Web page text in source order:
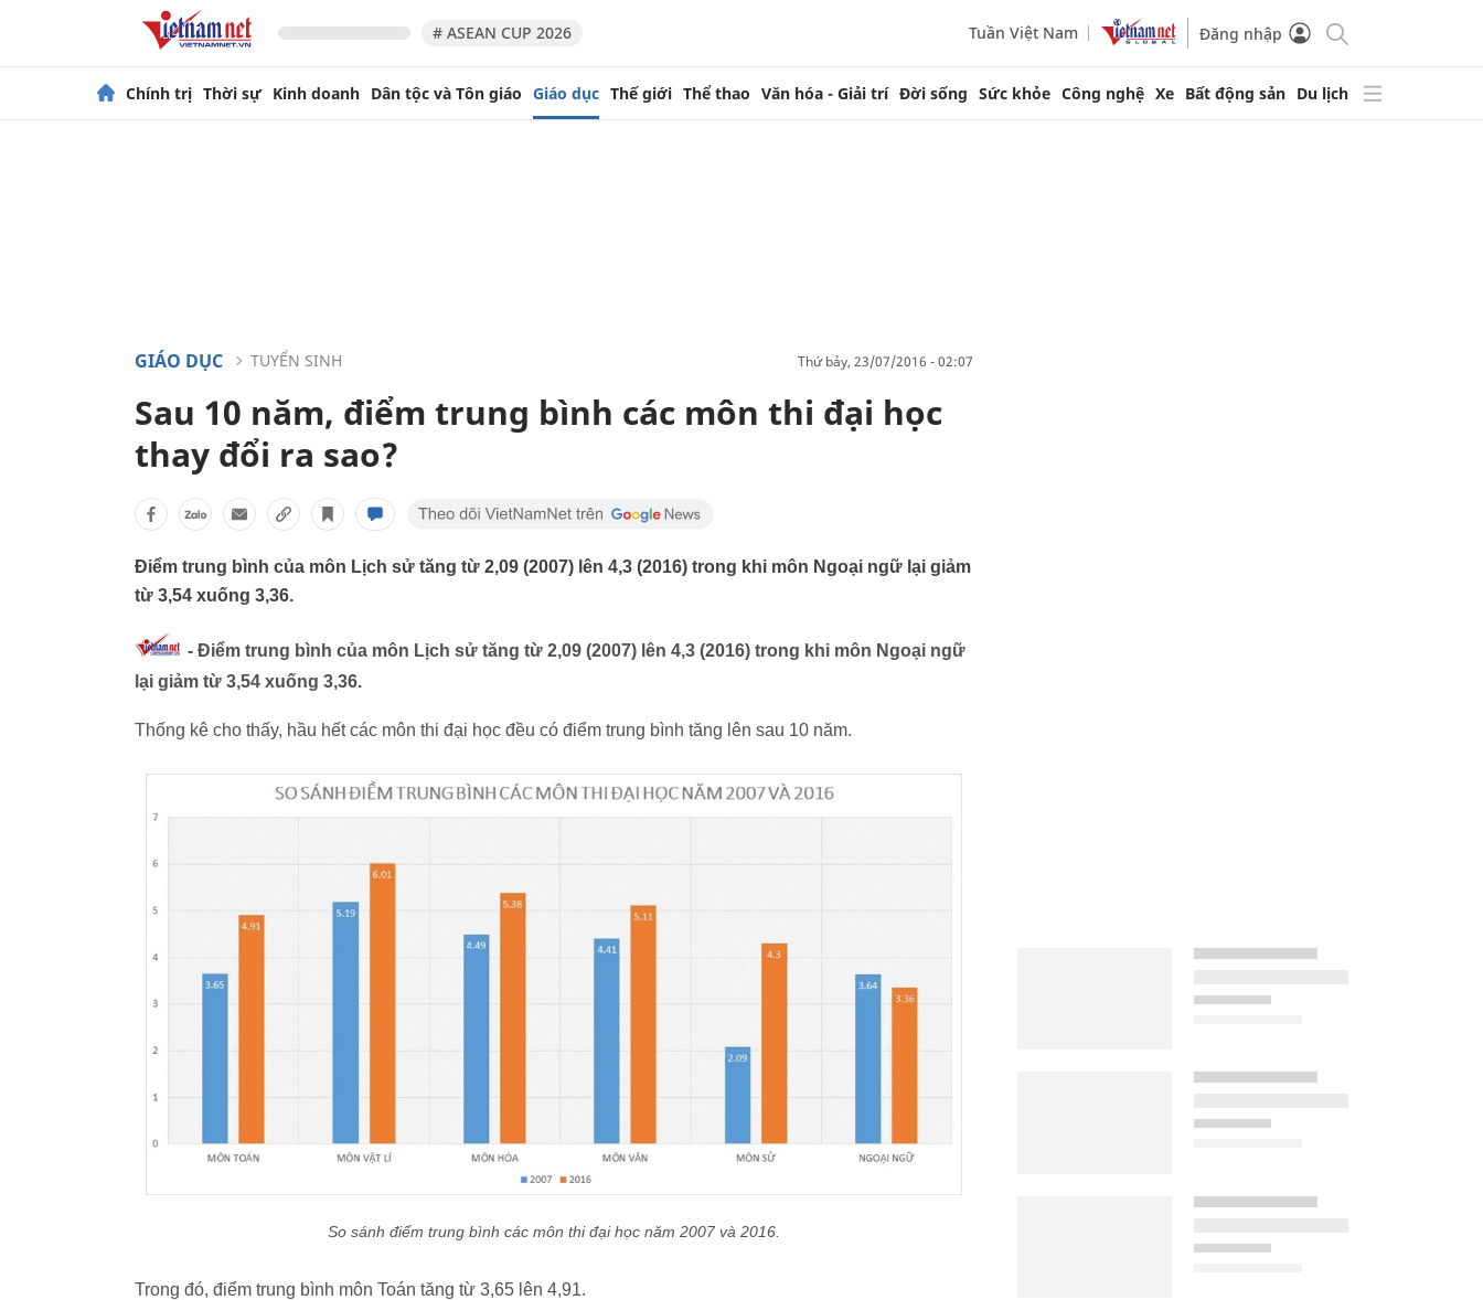
# ASEAN CUP 2026 Tuần Việt Nam Đăng nhập
Chính trị Thời sự Kinh doanh Dân tộc và Tôn giáo Giáo dục Thế giới Thể thao Văn hóa - Giải trí Đời sống Sức khỏe Công nghệ Xe Bất động sản Du lịch
GIÁO DỤC TUYỂN SINH thứ bảy, 23/07/2016 - 02:07
Sau 10 năm, điểm trung bình các môn thi đại học
thay đổi ra sao?
Điểm trung bình của môn Lịch sử tăng từ 2,09 (2007) lên 4,3 (2016) trong khi môn Ngoại ngữ lại giảm
từ 3,54 xuống 3,36.
- Điểm trung bình của môn Lịch sử tăng từ 2,09 (2007) lên 4,3 (2016) trong khi môn Ngoại ngữ
lại giảm từ 3,54 xuống 3,36.
Thống kê cho thấy, hầu hết các môn thi đại học đều có điểm trung bình tăng lên sau 10 năm.
So sánh điểm trung bình các môn thi đại học năm 2007 và 2016.
Trong đó, điểm trung bình môn Toán tăng từ 3,65 lên 4,91.